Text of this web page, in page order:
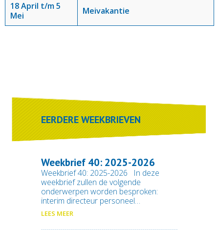
18 April t/m 5
Mei
Meivakantie
EERDERE WEEKBRIEVEN
Weekbrief 40: 2025-2026
Weekbrief 40: 2025-2026 In deze
weekbrief zullen de volgende
onderwerpen worden besproken:
interim directeur personeel…
LEES MEER